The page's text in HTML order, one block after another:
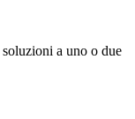
a uno o due